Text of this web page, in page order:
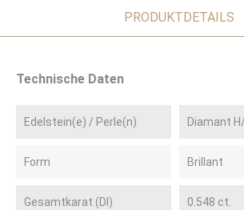
PRODUKTDETAILS
Technische Daten
Edelstein(e) / Perle(n) Diamant
Form Brillant
Gesamtkarat (DI) 0.548 ct.